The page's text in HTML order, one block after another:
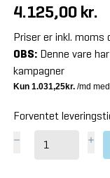
4.125,00 kr.
Priser er inkl.
OBS:Denne vare
kampagner
Forventet